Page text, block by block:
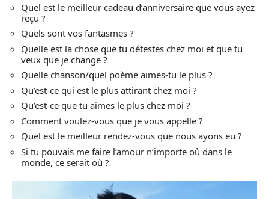
Quel est le meilleur cadeau d’anniversaire que vous ayez
reçu ?
Quels sont vos fantasmes ?
Quelle est la chose que tu détestes chez moi et que tu
veux que je change ?
Quelle chanson/quel poème aimes-tu le plus ?
Qu’est-ce qui est le plus attirant chez moi ?
Qu’est-ce que tu aimes le plus chez moi ?
Comment voulez-vous que je vous appelle ?
Quel est le meilleur rendez-vous que nous ayons eu ?
Si tu pouvais me faire l’amour n’importe où dans le
monde, ce serait où ?